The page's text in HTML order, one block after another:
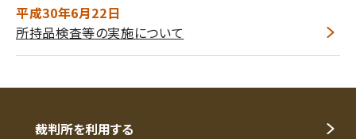
平成30年6月22日
所持品検査等の実施について
裁判所を利用する